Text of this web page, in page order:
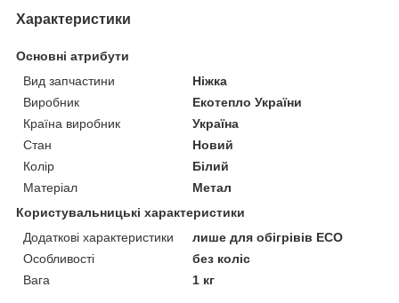
Характеристики
Основні атрибути
Вид запчастини
Ніжка
Виробник
Екотепло України
Країна виробник
Україна
Стан
Новий
Колір
Білий
Матеріал
Метал
Користувальницькі характеристики
Додаткові характеристики
лише для обігрівів ECO
Особливості
без коліс
Вага
1 кг